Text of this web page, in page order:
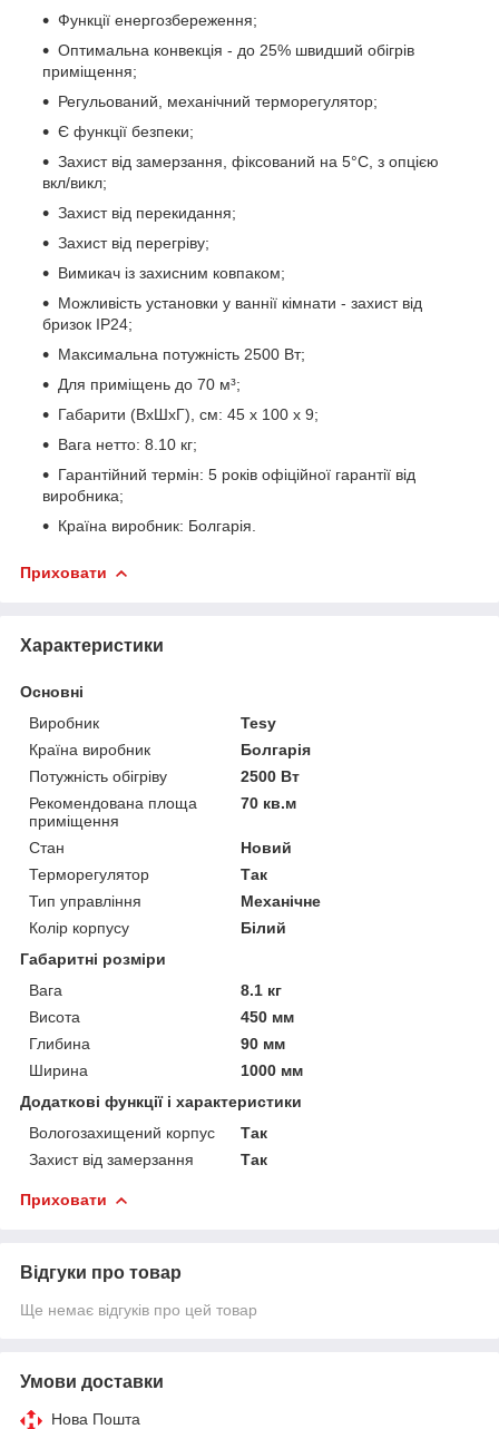
Функції енергозбереження;
Оптимальна конвекція - до 25% швидший обігрів
приміщення;
Регульований, механічний терморегулятор;
Є функції безпеки;
Захист від замерзання, фіксований на 5°C, з опцією
вкл/викл;
Захист від перекидання;
Захист від перегріву;
Вимикач із захисним ковпаком;
Можливість установки у ваннії кімнати - захист від
бризок IP24;
Максимальна потужність 2500 Вт;
Для приміщень до 70 м³;
Габарити (ВхШхГ), см: 45 х 100 х 9;
Вага нетто: 8.10 кг;
Гарантійний термін: 5 років офіційної гарантії від
виробника;
Країна виробник: Болгарія.
Приховати
Характеристики
Основні
Виробник
Tesy
Країна виробник
Болгарія
Потужність обігріву
2500 Вт
Рекомендована площа
приміщення
70 кв.м
Стан
Новий
Терморегулятор
Так
Тип управління
Механічне
Колір корпусу
Білий
Габаритні розміри
Вага
8.1 кг
Висота
450 мм
Глибина
90 мм
Ширина
1000 мм
Додаткові функції і характеристики
Вологозахищений корпус
Так
Захист від замерзання
Так
Приховати
Відгуки про товар
Ще немає відгуків про цей товар
Умови доставки
Нова Пошта